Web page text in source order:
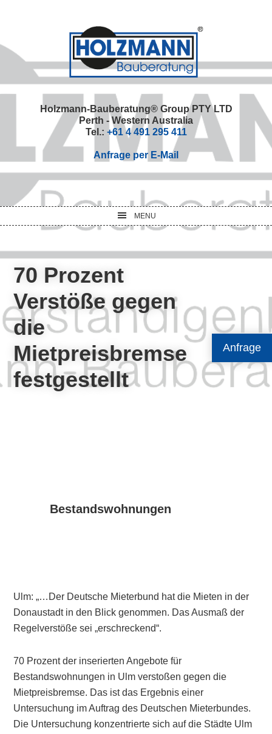
Anfrage
navigation
content
sidebar
Holzmann-Bauberatung® Group PTY LTD
Perth - Western Australia
Tel.: +61 4 491 295 411
Anfrage per E-Mail
MENU
70 Prozent
Verstöße gegen
die
Mietpreisbremse
festgestellt
Bestandswohnungen
Ulm: „…Der Deutsche Mieterbund hat die Mieten in der
Donaustadt in den Blick genommen. Das Ausmaß der
Regelverstöße sei „erschreckend“.
70 Prozent der inserierten Angebote für
Bestandswohnungen in Ulm verstoßen gegen die
Mietpreisbremse. Das ist das Ergebnis einer
Untersuchung im Auftrag des Deutschen Mieterbundes.
Die Untersuchung konzentrierte sich auf die Städte Ulm